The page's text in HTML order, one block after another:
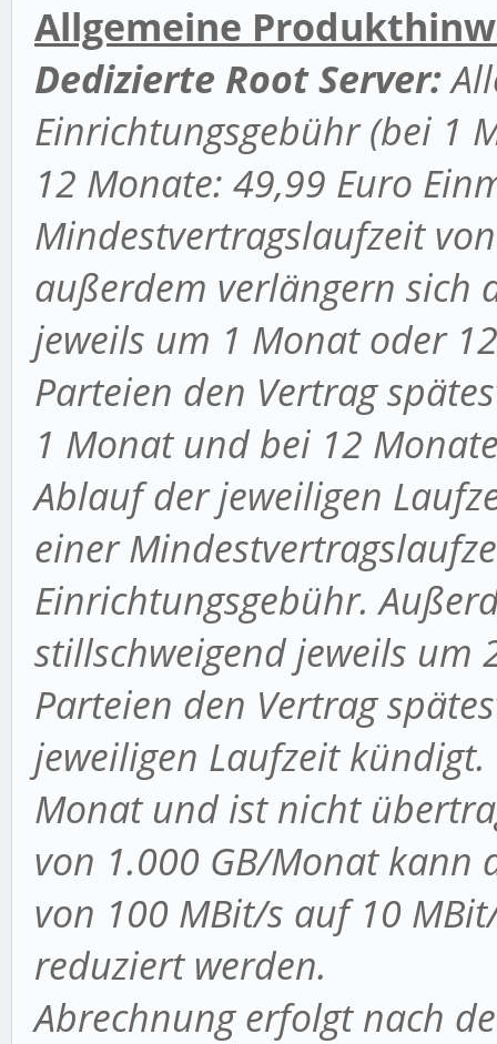
Allgemeine
Dedizierte Root Server:
Einrichtungsgebühr (bei 1
12 Monate: 49,99 Euro
Mindestvertragslaufzeit
außerdem verlängern sich
jeweils um 1 Monat oder
Parteien den Vertrag
1 Monat und bei 12
Ablauf der jeweiligen
einer
Einrichtungsgebühr.
stillschweigend jeweils um
Parteien den Vertrag
jeweiligen Laufzeit
Monat und ist nicht
von 1.000 GB/Monat kann
von 100 MBit/s auf 10
reduziert werden.
Abrechnung erfolgt nach